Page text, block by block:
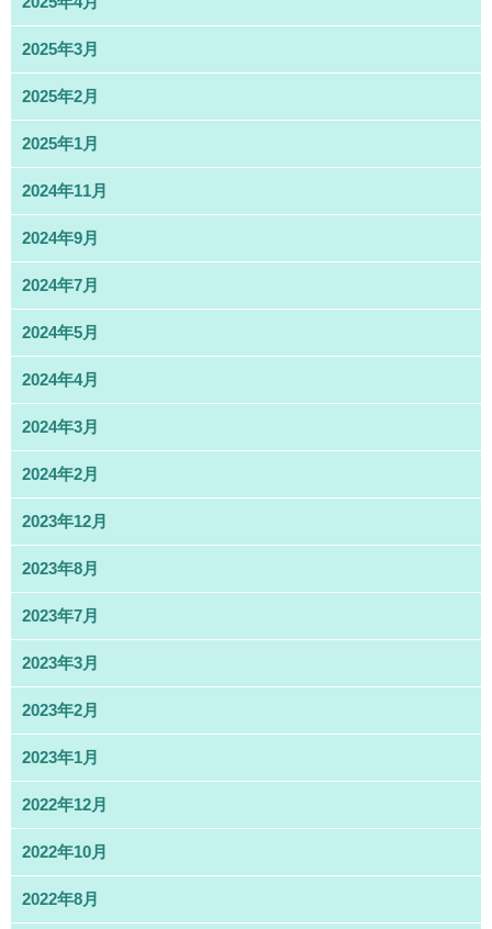
2025年3月
2025年2月
2025年1月
2024年11月
2024年9月
2024年7月
2024年5月
2024年4月
2024年3月
2024年2月
2023年12月
2023年8月
2023年7月
2023年3月
2023年2月
2023年1月
2022年12月
2022年10月
2022年8月